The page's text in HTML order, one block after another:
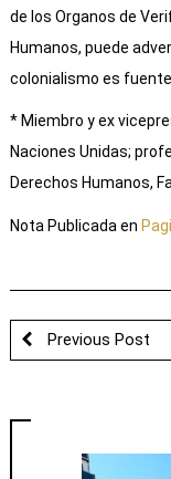
de los Organos de
Humanos, puede
colonialismo es
* Miembro y ex
Naciones Unidas;
Derechos Humanos,
Nota Publicada en
Previous Post